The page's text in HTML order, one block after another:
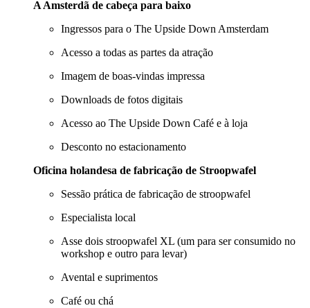
A Amsterdã de cabeça para baixo
Ingressos para o The Upside Down Amsterdam
Acesso a todas as partes da atração
Imagem de boas-vindas impressa
Downloads de fotos digitais
Acesso ao The Upside Down Café e à loja
Desconto no estacionamento
Oficina holandesa de fabricação de Stroopwafel
Sessão prática de fabricação de stroopwafel
Especialista local
Asse dois stroopwafel XL (um para ser consumido no
workshop e outro para levar)
Avental e suprimentos
Café ou chá